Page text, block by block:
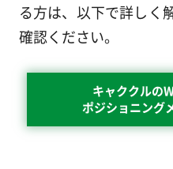
る方は、以下で詳しく
確認ください。
キャククルの
ポジショニング